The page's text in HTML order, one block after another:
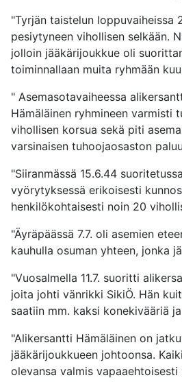
"Tyrjän taistelun loppuvaiheissa
pesiytyneen vihollisen selkään.
jolloin jääkärijoukkue oli
toiminnallaan muita ryhmään
" Asemasotavaiheessa
Hämäläinen ryhmineen varmisti
vihollisen korsua sekä piti
varsinaisen tuhoojaosaston
"Siiranmässä 15.6.44
vyörytyksessä erikoisesti
henkilökohtaisesti noin 20
"Äyräpäässä 7.7. oli asemien
kauhulla osuman yhteen, jonka
"Vuosalmella 11.7. suoritti
joita johti vänrikki SikiÖ. Hän
saatiin mm. kaksi konekivääriä
"Alikersantti Hämäläinen on
jääkärijoukkueen johtoonsa.
olevansa valmis